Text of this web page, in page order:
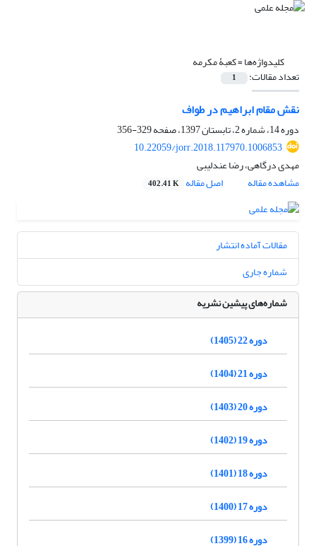
کلیدواژه‌ها =کعبۀ مکرمه
تعداد مقالات: 1
نقش مقام ابراهیم در طواف
دوره 14، شماره 2، تابستان 1397، صفحه
329-356
10.22059/jorr.2018.117970.1006853
مهدی درگاهی، رضا عندلیبی
مشاهده مقاله
اصل مقاله 402.41 K
مقالات آماده انتشار
شماره جاری
شماره‌های پیشین نشریه
دوره 22 (1405)
دوره 21 (1404)
دوره 20 (1403)
دوره 19 (1402)
دوره 18 (1401)
دوره 17 (1400)
دوره 16 (1399)